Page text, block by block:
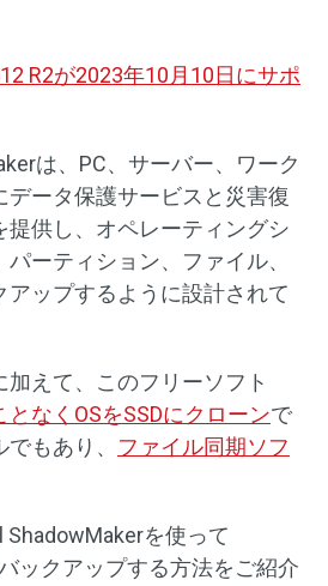
R2が2023年10月10日にサポ
は、PC、サーバー、ワーク
データ保護サービスと災害復
提供し、オペレーティングシ
ーティション、ファイル、
アップするように設計されて
えて、このフリーソフト
なくOSをSSDにクローンで
もあり、 ファイル同期ソフ
を使って
ックアップする方法をご紹介